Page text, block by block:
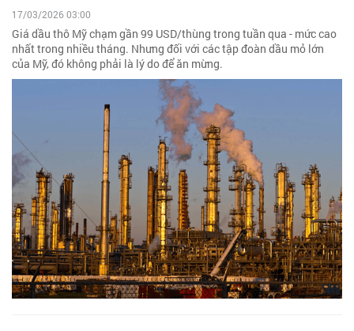
17/03/2026 03:00
Giá dầu thô Mỹ chạm gần 99 USD/thùng trong tuần qua - mức cao
nhất trong nhiều tháng. Nhưng đối với các tập đoàn dầu mỏ lớn
của Mỹ, đó không phải là lý do để ăn mừng.